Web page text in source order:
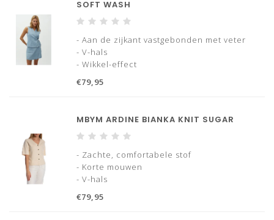
SOFT WASH
- Aan de zijkant vastgebonden met veter
- V-hals
- Wikkel-effect
€79,95
MBYM ARDINE BIANKA KNIT SUGAR
- Zachte, comfortabele stof
- Korte mouwen
- V-hals
voorzijde
€79,95